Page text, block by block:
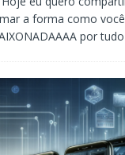
a forma como
por